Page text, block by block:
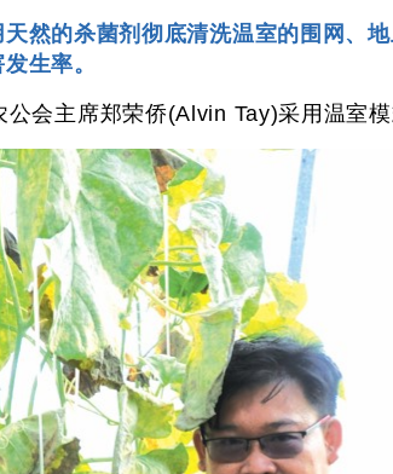
然的杀菌剂彻底清洗温室的围网、
生率。
会主席郑荣侨(Alvin Tay)采用温室